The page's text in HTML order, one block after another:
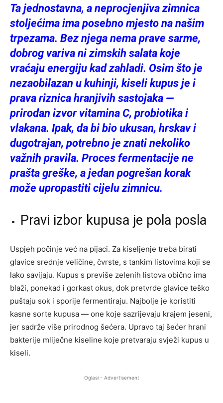
Ta jednostavna, a neprocjenjiva zimnica
stoljećima ima posebno mjesto na našim
trpezama. Bez njega nema prave sarme,
dobrog variva ni zimskih salata koje
vraćaju energiju kad zahladi. Osim što je
nezaobilazan u kuhinji, kiseli kupus je i
prava riznica hranjivih sastojaka —
prirodan izvor vitamina C, probiotika i
vlakana. Ipak, da bi bio ukusan, hrskav i
dugotrajan, potrebno je znati nekoliko
važnih pravila. Proces fermentacije ne
prašta greške, a jedan pogrešan korak
može upropastiti cijelu zimnicu.
Pravi izbor kupusa je pola posla
Uspjeh počinje već na pijaci. Za kiseljenje treba birati
glavice srednje veličine, čvrste, s tankim listovima koji se
lako savijaju. Kupus s previše zelenih listova obično ima
blaži, ponekad i gorkast okus, dok pretvrde glavice teško
puštaju sok i sporije fermentiraju. Najbolje je koristiti
kasne sorte kupusa — one koje sazrijevaju krajem jeseni,
jer sadrže više prirodnog šećera. Upravo taj šećer hrani
bakterije mliječne kiseline koje pretvaraju svježi kupus u
kiseli.
Oglasi - Advertisement